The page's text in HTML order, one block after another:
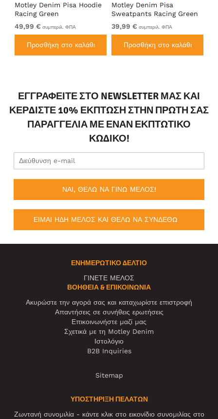
Motley Denim Pisa Hoodie
Racing Green
49,99 € συμπεριλ. ΦΠΑ
Προσθήκη στο καλάθι
Motley Denim Pisa
Sweatpants Racing Green
39,99 € συμπεριλ. ΦΠΑ
Προσθήκη στο καλάθι
ΕΓΓΡΑΦΕΊΤΕ ΣΤΟ NEWSLETTER ΜΑΣ ΚΑΙ
ΚΕΡΔΊΣΤΕ 10% ΈΚΠΤΩΣΗ ΣΤΗΝ ΠΡΏΤΗ ΣΑΣ
ΠΑΡΑΓΓΕΛΊΑ ΜΕ ΈΝΑΝ ΕΚΠΤΩΤΙΚΌ
ΚΩΔΙΚΌ!
ΝΑΙ, ΘΕΛΩ ΝΑ ΓΙΝΩ ΜΕΛΟΣ!
ΕΙΜΑΙ ΗΔΗ ΜΕΛΟΣ ΚΑΙ ΘΕΛΩ ΝΑ ΣΥΝΔΕΘΩ
ΕΝΗΜΕΡΩΤΙΚΌ ΔΕΛΤΊΟ
ΓΙΝΕΤΕ ΜΕΛΟΣ
ΒΟΉΘΕΙΑ & ΕΠΙΚΟΙΝΩΝΊΑ
Ακυρώστε την αγορά σας και καταχωρίστε επιστροφή
Απαντήσεις σε συνήθεις ερωτήσεις
Επικοινωνήστε μαζί μας
Σχετικά με τη Motley Denim
Ιστολόγιο
B2B Inquiries
Sitemap
ΥΠΟΣΤΗΡΙΞΗ ΠΕΛΑΤΩΝ
Ζωντανή συνομιλία - κάντε κλικ στο εικονίδιο συνομιλίας στο